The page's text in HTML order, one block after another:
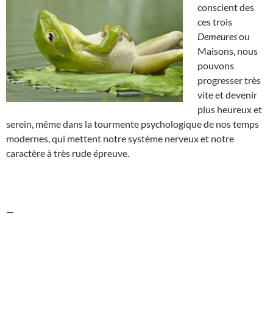
conscient des
ces trois
Demeuresou
Maisons, nous
pouvons
progresser très
vite et devenir
plus heureux et
serein, même dans la tourmente psychologique de nos temps
modernes, qui mettent notre système nerveux et notre
caractère à très rude épreuve.
—